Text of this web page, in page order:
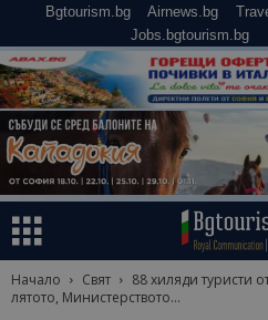
Bgtourism.bg Airnews.bg
Jobs.bgtourism.bg
Начало Свят
88 хиляди туристи
лятото, Министерството...